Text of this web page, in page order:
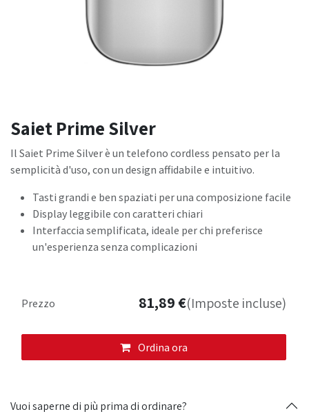
Saiet Prime Silver
Il Saiet Prime Silver è un telefono cordless pensato per la
semplicità d'uso, con un design affidabile e intuitivo.
Tasti grandi e ben spaziati per una composizione facile
Display leggibile con caratteri chiari
Interfaccia semplificata, ideale per chi preferisce
un'esperienza senza complicazioni
Ordina ora
Prezzo 81,89€(Imposte incluse)
Vuoi saperne di più prima di ordinare?